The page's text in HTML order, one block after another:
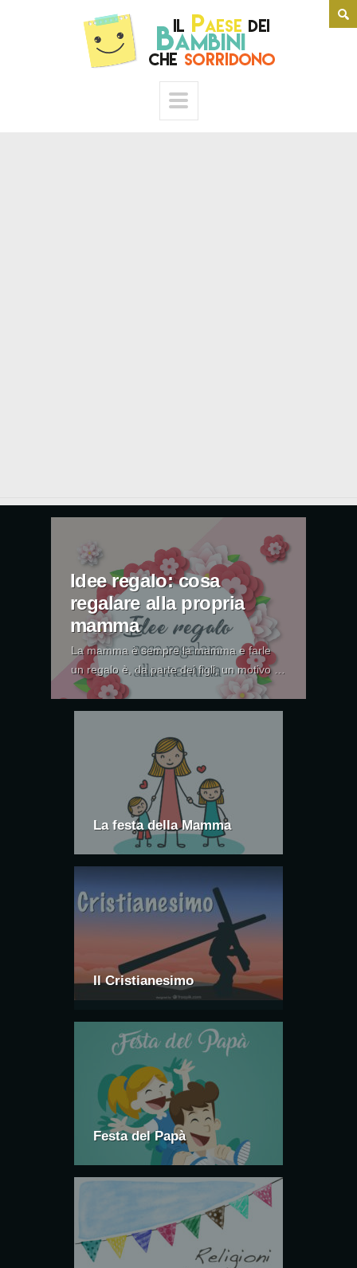
Idee regalo: cosa
regalare alla propria
mamma
La mamma è sempre la mamma e farle
un regalo è, da parte dei figli, un motivo di
grande gioia. Ci sono delle occasioni
della donna e il compleanno, ma qualsiasi
momento può essere utile per fare un
pensierino alla propria […]
La festa della Mamma
Il Cristianesimo
Festa del Papà